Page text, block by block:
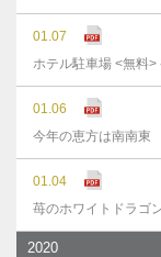
01.07
ホテル駐車場 <無料
01.06
今年の恵方は南南東
01.04
苺のホワイトドラゴ
2020